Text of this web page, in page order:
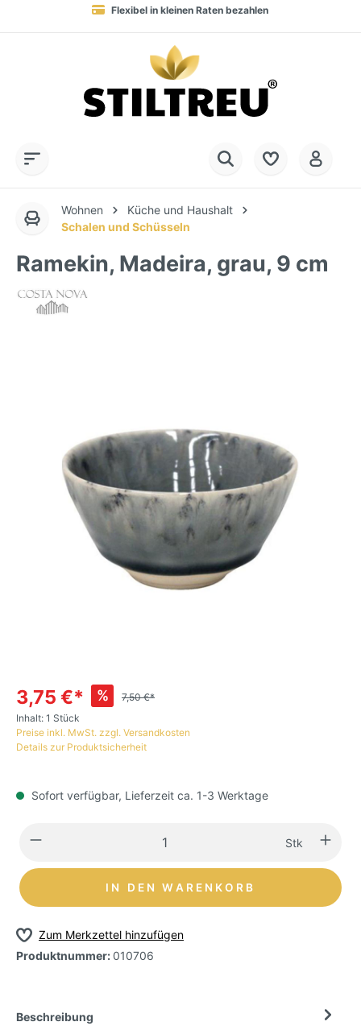
Blitzversand in 1-3 Werktagen nach DE, AT & NL
+49 (0) 28 32 - 408 990 0
Dauerhaft hohe Warenverfügbarkeit
SSL-verschlüsselt online einkaufen
Wohnen
Küche und Haushalt
Schalen und Schüsseln
Ramekin, Madeira, grau, 9 cm
3,75 €* %
7,50 €*
Inhalt: 1 Stück
Preise inkl. MwSt. zzgl. Versandkosten
Details zur Produktsicherheit
Sofort verfügbar, Lieferzeit ca. 1-3 Werktage
Stk
IN DEN WARENKORB
Zum Merkzettel hinzufügen
Produktnummer: 010706
Beschreibung